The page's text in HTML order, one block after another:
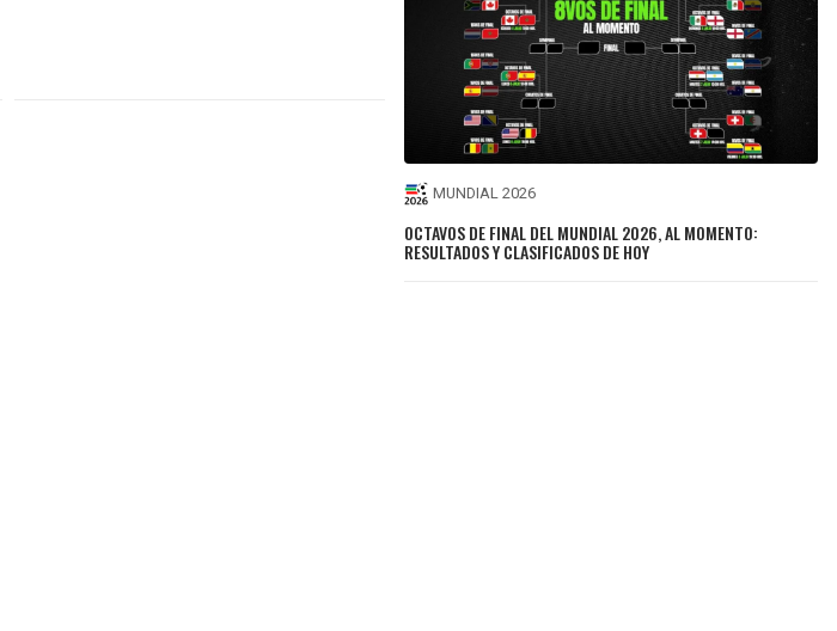
MUNDIAL 2026
OCTAVOS DE FINAL DEL MUNDIAL 2026, AL MOMENTO:
RESULTADOS Y CLASIFICADOS DE HOY